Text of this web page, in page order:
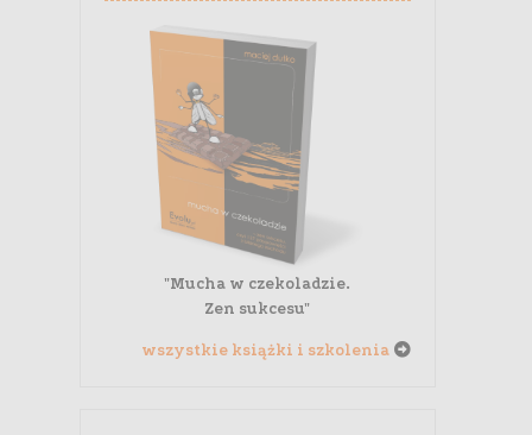
"Mucha w czekoladzie.
Zen sukcesu"
wszystkie książki i szkolenia